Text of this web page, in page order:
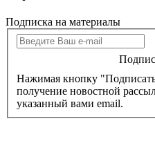
Подписка на материалы
Нажимая кнопку
получение новостной
указанный вами email.